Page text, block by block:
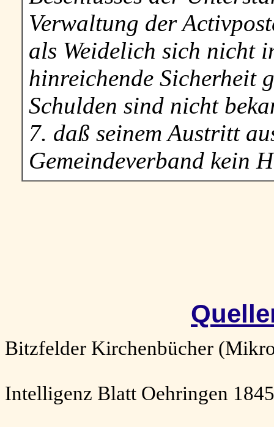
Verwaltung der
als Weidelich sich nicht
hinreichende Sicherheit
Schulden sind nicht
7. daß seinem Austritt
Gemeindeverband kein
Bitzfelder Kirchenbücher
Intelligenz Blatt Oehringen 1845